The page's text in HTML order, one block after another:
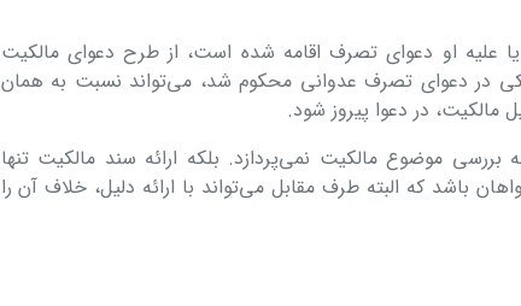
او دعوای تصرف اقامه شده است، از طرح دعوای مالکیت
در دعوای تصرف عدوانی محکوم شد، می‌تواند نسبت به همان
مالکیت، در دعوا پیروز شود.
موضوع مالکیت نمی‌پردازد. بلکه ارائه سند مالکیت تنها
باشد که البته طرف مقابل می‌تواند با ارائه دلیل، خلاف آن را